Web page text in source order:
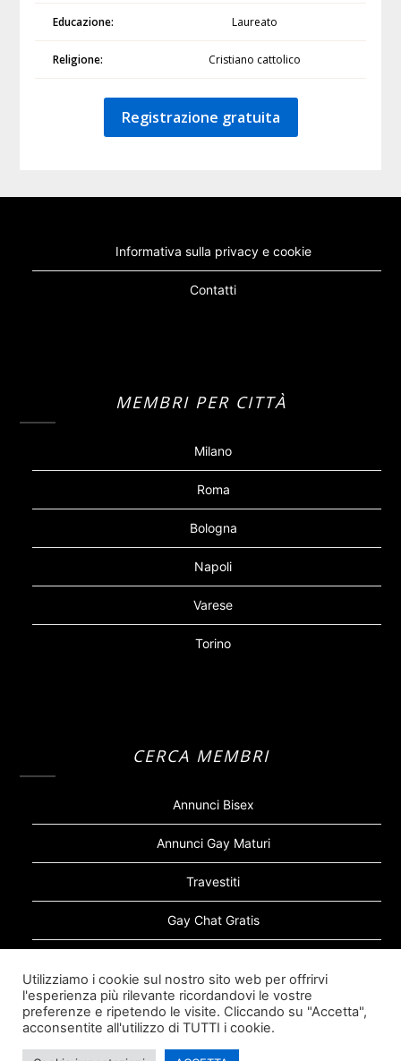
Educazione: Laureato
Religione: Cristiano cattolico
Registrazione gratuita
Informativa sulla privacy e cookie
Contatti
MEMBRI PER CITTÀ
Milano
Roma
Bologna
Napoli
Varese
Torino
CERCA MEMBRI
Annunci Bisex
Annunci Gay Maturi
Travestiti
Gay Chat Gratis
Sugar Daddy Gay
Utilizziamo i cookie sul nostro sito web per offrirvi
l'esperienza più rilevante ricordandovi le vostre
preferenze e ripetendo le visite. Cliccando su "Accetta",
acconsentite all'utilizzo di TUTTI i cookie.